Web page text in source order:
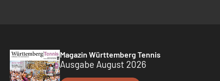
Magazin Württemberg Tennis
Ausgabe August 2026